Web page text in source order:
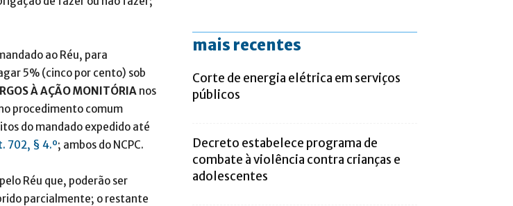
ao Réu, para
5% (cinco por cento) sob
À AÇÃO MONITÓRIA nos
procedimento comum
do mandado expedido até
702, § 4.º; ambos do NCPC.
Réu que, poderão ser
parcialmente; o restante
mais recentes
Corte de energia elétrica em serviços
públicos
Decreto estabelece programa de
combate à violência contra crianças e
adolescentes